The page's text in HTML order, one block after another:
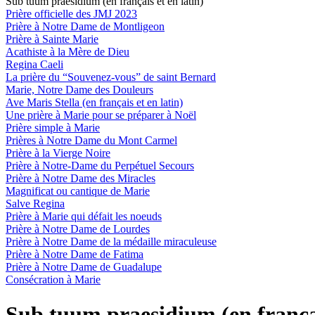
Prière officielle des JMJ 2023
Prière à Notre Dame de Montligeon
Prière à Sainte Marie
Acathiste à la Mère de Dieu
Regina Caeli
La prière du “Souvenez-vous” de saint Bernard
Marie, Notre Dame des Douleurs
Ave Maris Stella (en français et en latin)
Une prière à Marie pour se préparer à Noël
Prière simple à Marie
Prières à Notre Dame du Mont Carmel
Prière à la Vierge Noire
Prière à Notre-Dame du Perpétuel Secours
Prière à Notre Dame des Miracles
Magnificat ou cantique de Marie
Salve Regina
Prière à Marie qui défait les noeuds
Prière à Notre Dame de Lourdes
Prière à Notre Dame de la médaille miraculeuse
Prière à Notre Dame de Fatima
Prière à Notre Dame de Guadalupe
Consécration à Marie